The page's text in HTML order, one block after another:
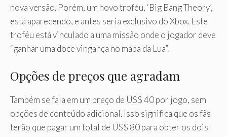
nova versão. Porém, um novo troféu, ‘Big Bang Theory’,
está aparecendo, e antes seria exclusivo do Xbox. Este
troféu está vinculado a uma missão onde o jogador deve
“ganhar uma doce vingança no mapa da Lua”.
Opções de preços que agradam
Também se fala em um preço de US$ 40 por jogo, sem
opções de conteúdo adicional. Isso significa que os fãs
terão que pagar um total de US$ 80 para obter os dois